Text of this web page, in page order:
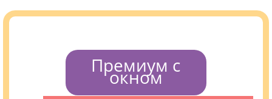
Премиум с
окном